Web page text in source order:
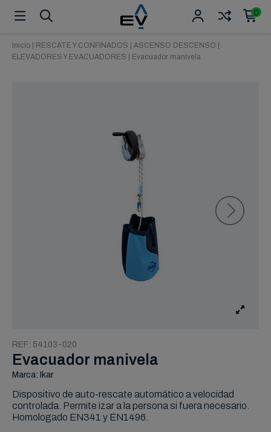
0
Inicio RESCATE Y CONFINADOS ASCENSO DESCENSO
ELEVADORES Y EVACUADORES
Evacuador manivela
REF: 54103-020
Evacuador manivela
Marca: Ikar
Dispositivo de auto-rescate automático a velocidad
controlada. Permite izar a la persona si fuera necesario.
Homologado EN341 y EN1496.